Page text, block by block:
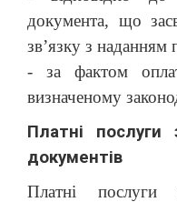
документа, що
зв’язку з наданням
- за фактом
визначеному
Платні послуги
документів
Платні послуги